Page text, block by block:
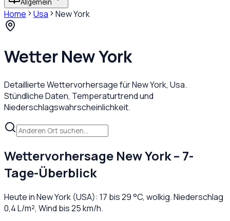
Allgemein
Home Usa New York
WetterNew York
Detaillierte Wettervorhersage fürNew York, Usa.
Stündliche Daten, Temperaturtrend und
Niederschlagswahrscheinlichkeit.
Wettervorhersage New York– 7-
Tage-Überblick
Heute inNew York (USA): 17 bis29°C, wolkig. Niederschlag
0,4L/m², Wind bis25km/h.